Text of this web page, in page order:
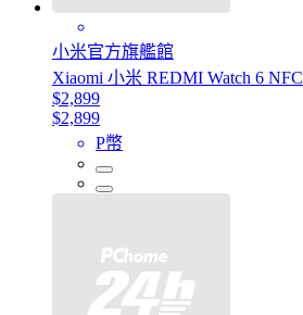
小米官方旗艦館
Xiaomi 小米 REDMI Watch 6 NFC
$2,899
$2,899
P幣